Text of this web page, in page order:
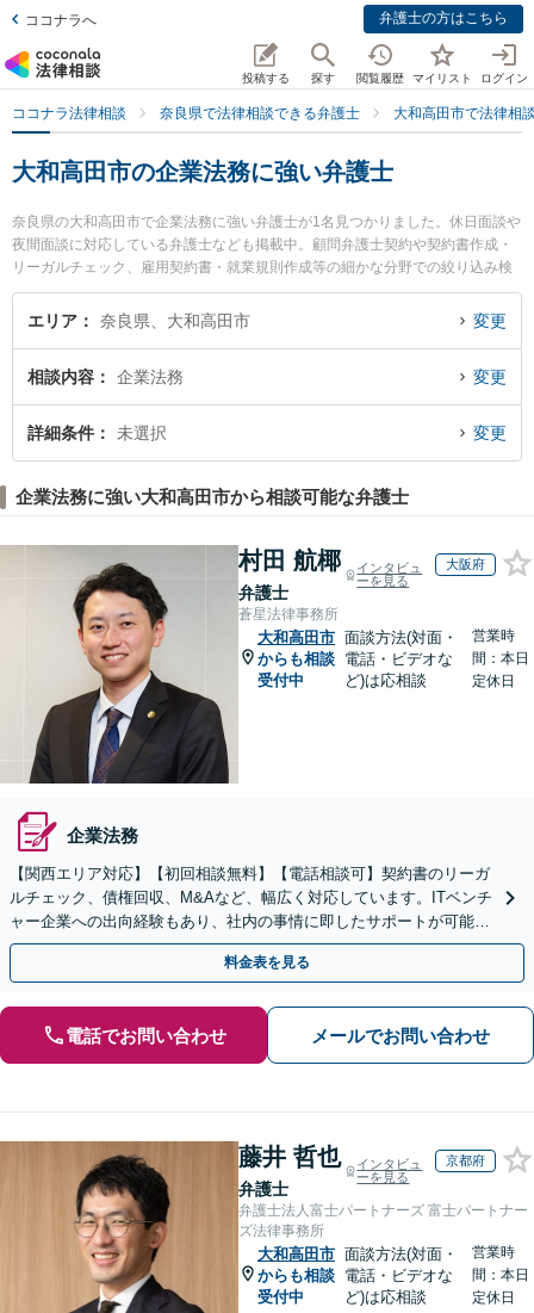
ココナラへ 弁護士の方はこちら
投稿する 探す 閲覧履歴 マイリスト ログイン
ココナラ法律相談 奈良県で法律相談できる弁護士 大和高田市で法律相
大和高田市の企業法務に強い弁護士
奈良県の大和高田市で企業法務に強い弁護士が1名見つかりました。休日面談や
夜間面談に対応している弁護士なども掲載中。顧問弁護士契約や契約書作成・
リーガルチェック、雇用契約書・就業規則作成等の細かな分野での絞り込み検
索もでき便利です。特に一法律事務所の射場 守夫弁護士のプロフィール情報や
弁護士費用、強みなどが注目されています。『大和高田市で土日や夜間に発生
法律相談できる大和高田市内の弁護士に相談予約したい』などでお困りの相談
者さんにおすすめです。
エリア 奈良県、大和高田市 変更
相談内容 企業法務 変更
詳細条件 未選択 変更
企業法務に強い大和高田市から相談可能な弁護士
村田 航椰
弁護士
インタビュ
ーを見る
大阪府
蒼星法律事務所
大和高田市
からも相談
受付中
面談方法(対面・
電話・ビデオな
ど)は応相談
営業時
間：本日
定休日
企業法務
【関西エリア対応】【初回相談無料】【電話相談可】契約書のリーガ
ルチェック、債権回収、M&Aなど、幅広く対応しています。ITベンチ
ャー企業への出向経験もあり、社内の事情に即したサポートが可能で
す。お気軽にご相談ください。【夜間・土日相談可】
料金表を見る
電話でお問い合わせ メールでお問い合わせ
藤井 哲也
弁護士
インタビュ
ーを見る
京都府
弁護士法人富士パートナーズ 富士パートナー
ズ法律事務所
大和高田市
からも相談
受付中
面談方法(対面・
電話・ビデオな
ど)は応相談
営業時
間：本日
定休日